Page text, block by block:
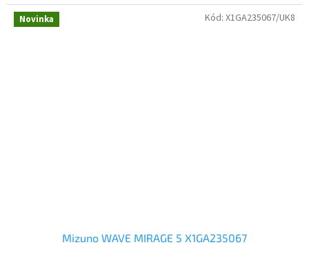
Novinka
Mizuno WAVE MIRAGE 5 X1GA235067
Kód: X1GA235067/UK8